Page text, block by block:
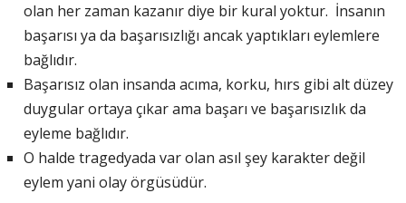
olan her zaman kazanır diye bir kural yoktur. İnsanın
başarısı ya da başarısızlığı ancak yaptıkları eylemlere
bağlıdır.
Başarısız olan insanda acıma, korku, hırs gibi alt düzey
duygular ortaya çıkar ama başarı ve başarısızlık da
eyleme bağlıdır.
O halde tragedyada var olan asıl şey karakter değil
eylem yani olay örgüsüdür.